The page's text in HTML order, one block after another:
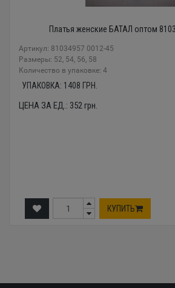
Платья женские БАТАЛ оптом
Артикул: 81034957 0012-45
Размеры: 52, 54, 56, 58
Количество в упаковке: 4
УПАКОВКА: 1408 ГРН.
ЦЕНА ЗА ЕД.: 352грн.
КУПИТЬ